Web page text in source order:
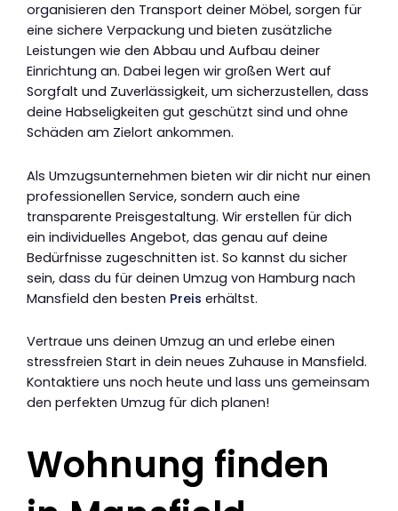
organisieren den Transport deiner Möbel, sorgen für
eine sichere Verpackung und bieten zusätzliche
Leistungen wie den Abbau und Aufbau deiner
Einrichtung an. Dabei legen wir großen Wert auf
Sorgfalt und Zuverlässigkeit, um sicherzustellen, dass
deine Habseligkeiten gut geschützt sind und ohne
Schäden am Zielort ankommen.
Als Umzugsunternehmen bieten wir dir nicht nur einen
professionellen Service, sondern auch eine
transparente Preisgestaltung. Wir erstellen für dich
ein individuelles Angebot, das genau auf deine
Bedürfnisse zugeschnitten ist. So kannst du sicher
sein, dass du für deinen Umzug von Hamburg nach
Mansfield den besten Preis erhältst.
Vertraue uns deinen Umzug an und erlebe einen
stressfreien Start in dein neues Zuhause in Mansfield.
Kontaktiere uns noch heute und lass uns gemeinsam
den perfekten Umzug für dich planen!
Wohnung finden